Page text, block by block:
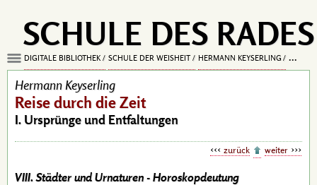
SCHULE DES RADES
DIGITALE BIBLIOTHEK SCHULE DER WEISHEIT HERMANN KEYSERLING REISE
Hermann Keyserling
Reise durch die Zeit
I. Ursprünge und Entfaltungen
zurück weiter
VIII. Städter und Urnaturen - Horoskopdeutung